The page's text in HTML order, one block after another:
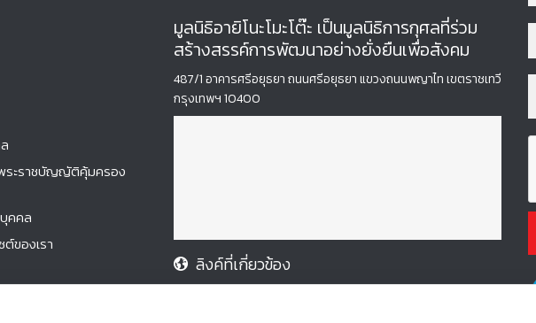
ระราชบัญญัติคุ้มครอง
คคล
ต์ของเรา
มูลนิธิอายิโนะโมะโต๊ะ เป็นมูลนิธิการกุศลที่ร่วม
สร้างสรรค์การพัฒนาอย่างยั่งยืนเพื่อสังคม
487/1 อาคารศรีอยุธยา ถนนศรีอยุธยา แขวงถนนพญาไท เขตราชเทวี
กรุงเทพฯ 10400
ลิงค์ที่เกี่ยวข้อง